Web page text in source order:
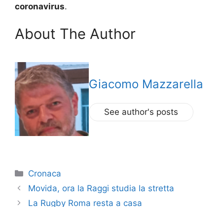
coronavirus.
About The Author
Giacomo Mazzarella
See author's posts
Categorie
Cronaca
Movida, ora la Raggi studia la stretta
La Rugby Roma resta a casa